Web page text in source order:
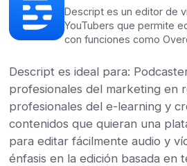
Descript es un editor de
YouTubers que permite
con funciones como
Descript es ideal para:
profesionales del marketing en
profesionales del e-learning y
contenidos que quieran una
para editar fácilmente audio y
énfasis en la edición basada en